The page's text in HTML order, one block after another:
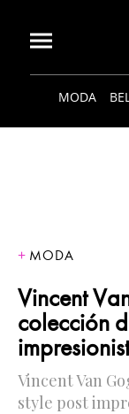
MODA
MODA
Vincent
colección
Vincent Van
style post